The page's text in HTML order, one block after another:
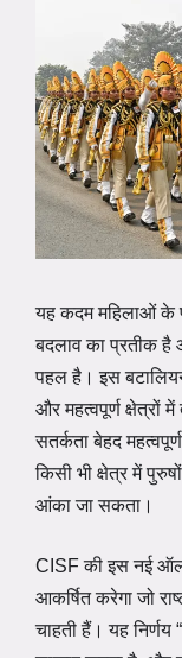
यह कदम महिलाओं के
बदलाव का प्रतीक है
पहल है। इस
और महत्वपूर्ण क्षेत्रों
सतर्कता बेहद
किसी भी क्षेत्र में
आंका जा सकता।
CISF की इस नई
आकर्षित करेगा जो
चाहती हैं। यह